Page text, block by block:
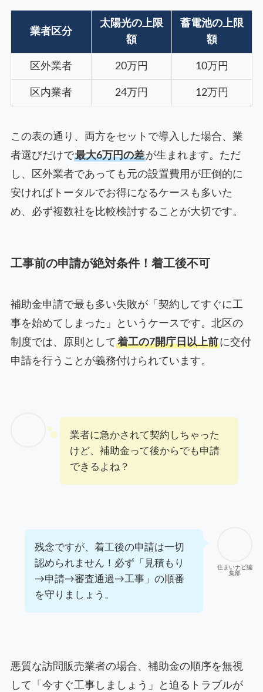
業者区分
太陽光の上限
額
蓄電池の上限
額
区外業者 20万円 10万円
区内業者 24万円 12万円
この表の通り、両方をセットで導入した場合、業
者選びだけで最大6万円の差が生まれます。ただ
し、区外業者であっても元の設置費用が圧倒的に
安ければトータルでお得になるケースも多いた
め、必ず複数社を比較検討することが大切です。
工事前の申請が絶対条件！着工後不可
補助金申請で最も多い失敗が「契約してすぐに工
事を始めてしまった」というケースです。北区の
制度では、原則として 着工の7開庁日以上前に交付
申請を行うことが義務付けられています。
業者に急かされて契約しちゃった
けど、補助金って後からでも申請
できるよね？
住まいナビ編
集部
残念ですが、着工後の申請は一切
認められません！必ず「見積もり
→申請→審査通過→工事」の順番
を守りましょう。
悪質な訪問販売業者の場合、補助金の順序を無視
して「今すぐ工事しましょう」と迫るトラブルが